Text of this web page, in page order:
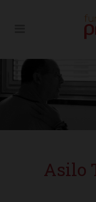
Asilo